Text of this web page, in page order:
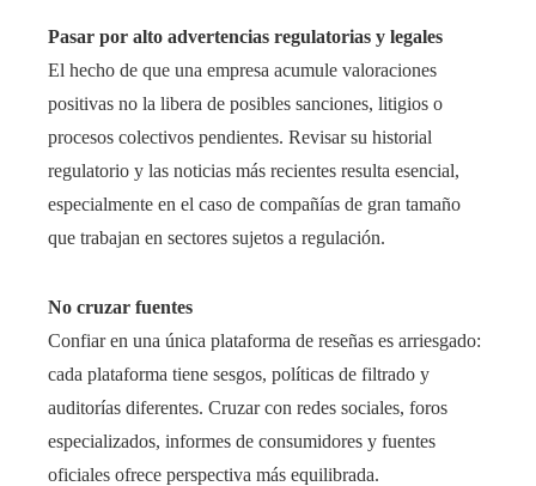
Pasar por alto advertencias regulatorias y legales
El hecho de que una empresa acumule valoraciones
positivas no la libera de posibles sanciones, litigios o
procesos colectivos pendientes. Revisar su historial
regulatorio y las noticias más recientes resulta esencial,
especialmente en el caso de compañías de gran tamaño
que trabajan en sectores sujetos a regulación.
No cruzar fuentes
Confiar en una única plataforma de reseñas es arriesgado:
cada plataforma tiene sesgos, políticas de filtrado y
auditorías diferentes. Cruzar con redes sociales, foros
especializados, informes de consumidores y fuentes
oficiales ofrece perspectiva más equilibrada.